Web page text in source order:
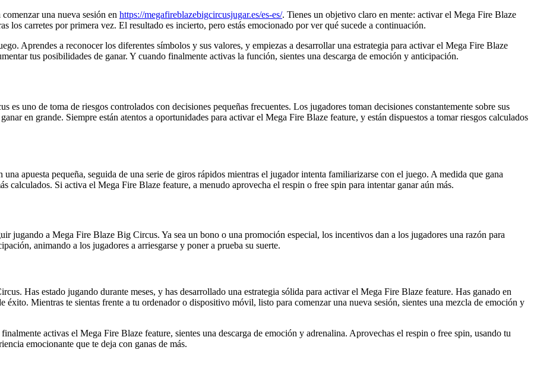
una nueva sesión en https://megafireblazebigcircusjugar.es/es-es/. Tienes un objetivo claro en mente: activar el Mega Fire Blaze
los carretes por primera vez. El resultado es incierto, pero estás emocionado por ver qué sucede a continuación.
Aprendes a reconocer los diferentes símbolos y sus valores, y empiezas a desarrollar una estrategia para activar el Mega Fire Blaze
tus posibilidades de ganar. Y cuando finalmente activas la función, sientes una descarga de emoción y anticipación.
uno de toma de riesgos controlados con decisiones pequeñas frecuentes. Los jugadores toman decisiones constantemente sobre sus
en grande. Siempre están atentos a oportunidades para activar el Mega Fire Blaze feature, y están dispuestos a tomar riesgos calculados
apuesta pequeña, seguida de una serie de giros rápidos mientras el jugador intenta familiarizarse con el juego. A medida que gana
calculados. Si activa el Mega Fire Blaze feature, a menudo aprovecha el respin o free spin para intentar ganar aún más.
jugando a Mega Fire Blaze Big Circus. Ya sea un bono o una promoción especial, los incentivos dan a los jugadores una razón para
animando a los jugadores a arriesgarse y poner a prueba su suerte.
Has estado jugando durante meses, y has desarrollado una estrategia sólida para activar el Mega Fire Blaze feature. Has ganado en
éxito. Mientras te sientas frente a tu ordenador o dispositivo móvil, listo para comenzar una nueva sesión, sientes una mezcla de emoción y
activas el Mega Fire Blaze feature, sientes una descarga de emoción y adrenalina. Aprovechas el respin o free spin, usando tu
emocionante que te deja con ganas de más.